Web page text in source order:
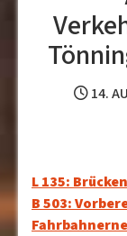
14.
L 135:
B 503: